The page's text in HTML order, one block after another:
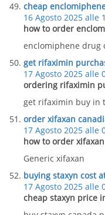
cheap
16 Agosto 2025 alle
how to order
enclomiphene drug
get rifaximin
17 Agosto 2025 alle
ordering rifaximin
get rifaximin buy in
order xifaxan
17 Agosto 2025 alle
how to order
Generic xifaxan
buying staxyn cost
17 Agosto 2025 alle
cheap staxyn price